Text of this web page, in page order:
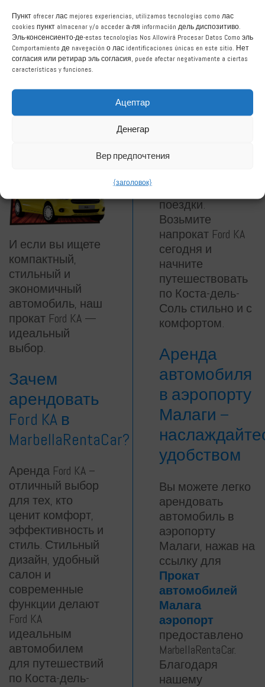
Пункт ofrecer лас mejores experiencias, utilizamos tecnologías como лас
cookies пункт almacenar y/o acceder а-ля información дель диспозитиво.
Эль-консенсиенто-де-estas tecnologías Nos Allowirá Procesar Datos Como эль
Comportamiento де navegación о лас identificaciones únicas en este sitio. Нет
согласия или ретирар эль согласия, puede afectar negativamente a ciertas
características y funciones.
Ацептар
Денегар
Вер предпочтения
{заголовок}
широкому
выбору
автомобилей вы
сможете выбрать
идеально
подходящий для
И если вы ищете
компактный,
стильный и
экономичный
автомобиль, наш
прокат Ford KA —
идеальный
выбор.
Зачем
арендовать
Ford KA в
MarbellaRentaCar?
Аренда Ford KA –
отличный выбор
для тех, кто
ценит комфорт,
эффективность и
стиль. Стильный
дизайн, удобный
салон и
современные
функции делают
Ford KA
идеальным
автомобилем
для путешествий
по Коста-дель-
наслаждайтесь
солнцем, морем
и песком пляжей
Марбельи.
Какими бы ни
планы,
получить
поездки.
Возьмите
напрокат Ford KA
сегодня и
начните
путешествовать
по Коста-дель-
Соль стильно и с
комфортом.
Аренда
автомобиля
в аэропорту
Малаги –
удобством
Вы можете легко
арендовать
автомобиль в
аэропорту
Малаги, нажав на
ссылку для
Прокат
автомобилей
Малага
аэропорт
предоставлено
MarbellaRentaCar.
Благодаря
нашему